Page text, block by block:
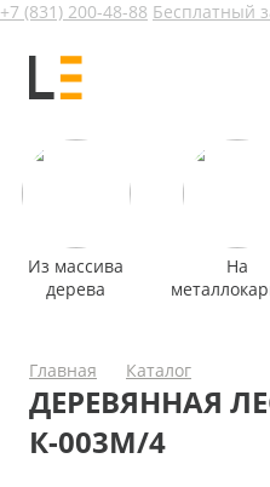
+7 (831) 200-48-88 Бесплатный
Из массива
дерева
На
Главная Каталог
ДЕРЕВЯННАЯ
К-003М/4